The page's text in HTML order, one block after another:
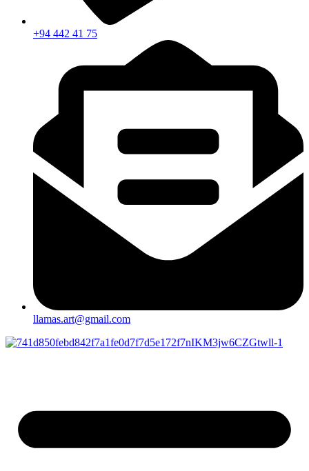
+94 442 41 75
llamas.art@gmail.com